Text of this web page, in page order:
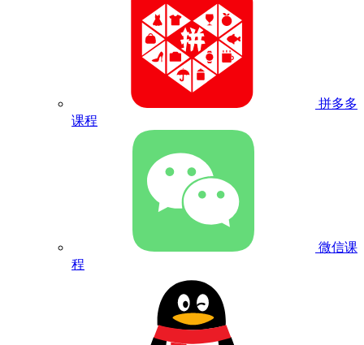
拼多多
课程
微信课
程